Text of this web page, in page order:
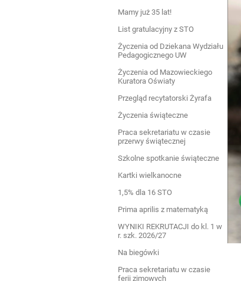
Mamy już 35 lat!
List gratulacyjny z STO
Życzenia od Dziekana Wydziału
Pedagogicznego UW
Życzenia od Mazowieckiego
Kuratora Oświaty
Przegląd recytatorski Żyrafa
Życzenia świąteczne
Praca sekretariatu w czasie
przerwy świątecznej
Szkolne spotkanie świąteczne
Kartki wielkanocne
1,5% dla 16 STO
Prima aprilis z matematyką
WYNIKI REKRUTACJI do kl. 1 w
r. szk. 2026/27
Na biegówki
Praca sekretariatu w czasie
ferii zimowych